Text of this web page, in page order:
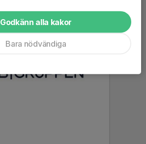
Godkänn alla kakor
Bara nödvändiga